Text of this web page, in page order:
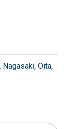
Nagasaki Oita